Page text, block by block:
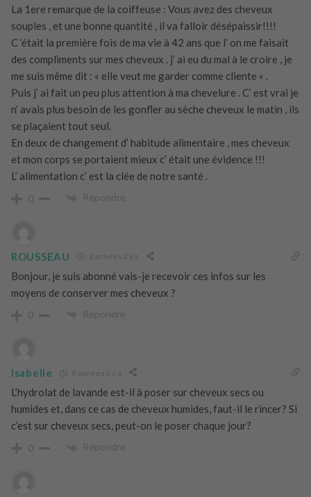
La 1ere remarque de la coiffeuse : Vous avez des cheveux
souples , et une bonne quantité , il va falloir désépaissir!!!!
C ‘était la première fois de ma vie à 42 ans que l’ on me faisait
des compliments sur mes cheveux . j’ ai eu du mal à le croire , je
me suis même dit : « elle veut me garder comme cliente « .
Puis j’ ai fait un peu plus attention à ma chevelure . C’ est vrai je
n’ avais plus besoin de les gonfler au sèche cheveux le matin , ils
se plaçaient tout seul.
En deux de changement d’ habitude alimentaire , mes cheveux
et mon corps se portaient mieux c’ était une évidence !!!
L’ alimentation c’ est la clée de notre santé .
0 Répondre
ROUSSEAU 8 années il y a
Bonjour, je suis abonné vais-je recevoir ces infos sur les
moyens de conserver mes cheveux ?
0 Répondre
Isabelle 8 années il y a
L’hydrolat de lavande est-il à poser sur cheveux secs ou
humides et, dans ce cas de cheveux humides, faut-il le rincer? Si
c’est sur cheveux secs, peut-on le poser chaque jour?
0 Répondre